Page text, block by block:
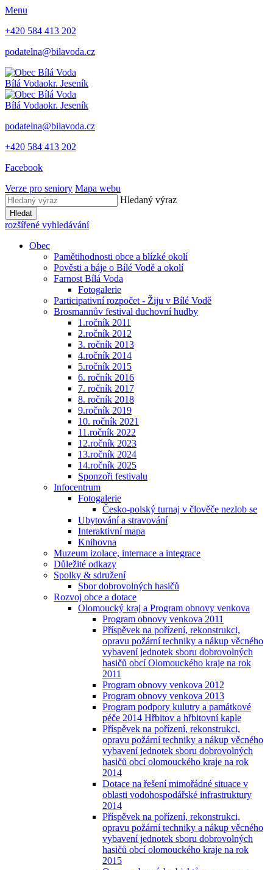
Menu
+420 584 413 202
podatelna@bilavoda.cz
Bílá Vodaokr. Jeseník
Bílá Vodaokr. Jeseník
podatelna@bilavoda.cz
+420 584 413 202
Facebook
Verze pro seniory Mapa webu
Hledaný výraz
Hledat
rozšířené vyhledávání
Obec
Pamětihodnosti obce a blízké okolí
Pověsti a báje o Bílé Vodě a okolí
Farnost Bílá Voda
Fotogalerie
Participativní rozpočet - Žiju v Bílé Vodě
Brosmannův festival duchovní hudby
1.ročník 2011
2.ročník 2012
3. ročník 2013
4.ročník 2014
5.ročník 2015
6. ročník 2016
7. ročník 2017
8. ročník 2018
9.ročník 2019
10. ročník 2021
11.ročník 2022
12.ročník 2023
13.ročník 2024
14.ročník 2025
Sponzoři festivalu
Infocentrum
Fotogalerie
Česko-polský turnaj v člověče nezlob se
Ubytování a stravování
Interaktivní mapa
Knihovna
Muzeum izolace, internace a integrace
Důležité odkazy
Spolky & sdružení
Sbor dobrovolných hasičů
Rozvoj obce a dotace
Olomoucký kraj a Program obnovy venkova
Program obnovy venkova 2011
Příspěvek na pořízení, rekonstrukci,
opravu požární techniky a nákup věcného
vybavení jednotek sboru dobrovolných
hasičů obcí Olomouckého kraje na rok
2011
Program obnovy venkova 2012
Program obnovy venkova 2013
Program podpory kulutry a památkové
péče 2014 Hřbitov a hřbitovní kaple
Příspěvek na pořízení, rekonstrukci,
opravu požární techniky a nákup věcného
vybavení jednotek sboru dobrovolných
hasičů obcí olomouckého kraje na rok
2014
Dotace na řešení mimořádné situace v
oblasti vodohospodářské infrastruktury
2014
Příspěvek na pořízení, rekonstrukci,
opravu požární techniky a nákup věcného
vybavení jednotek sboru dobrovolných
hasičů obcí olomouckého kraje na rok
2015